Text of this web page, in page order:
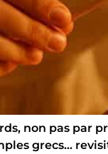
non pas par
grecs…